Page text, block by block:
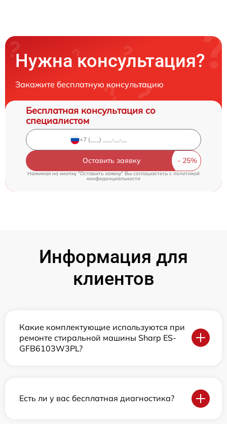
Нужна консультация?
Закажите бесплатную консультацию
Бесплатная консультация со
специалистом
Оставить заявку
Нажимая на кнопку "Оставить заявку" Вы соглашаетесь cполитикой
конфиденциальности
Информация для
клиентов
Какие комплектующие используются при
ремонте стиральной машины Sharp ES-
GFB6103W3PL?
Есть ли у вас бесплатная диагностика?